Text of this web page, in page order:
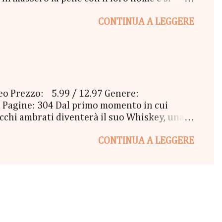
un pomeriggio d'inverno, mentre fuori il
CONTINUA A LEGGERE
Prezzo: 5.99 / 12.97 Genere:
304 Dal primo momento in cui
ambrati diventerà il suo Whiskey, una
sembrano essere sempre avverse?
CONTINUA A LEGGERE